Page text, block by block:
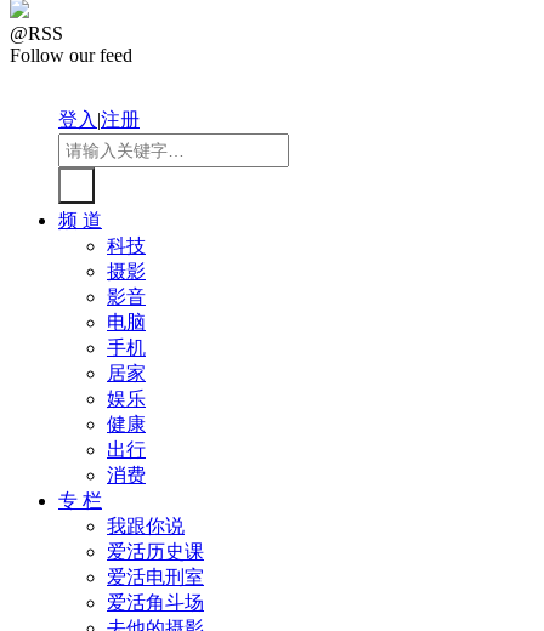
@RSS
Follow our feed
登入|注册
频 道
科技
摄影
影音
电脑
手机
居家
娱乐
健康
出行
消费
专 栏
我跟你说
爱活历史课
爱活电刑室
爱活角斗场